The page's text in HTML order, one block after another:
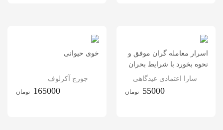
اسرار معامله گران موفق و
نحوه بخورد با شرایط بحران
سارا اعتمادی عیدگاهی
55000 تومان
خوی حیوانی
جورج آکرلوف
165000 تومان